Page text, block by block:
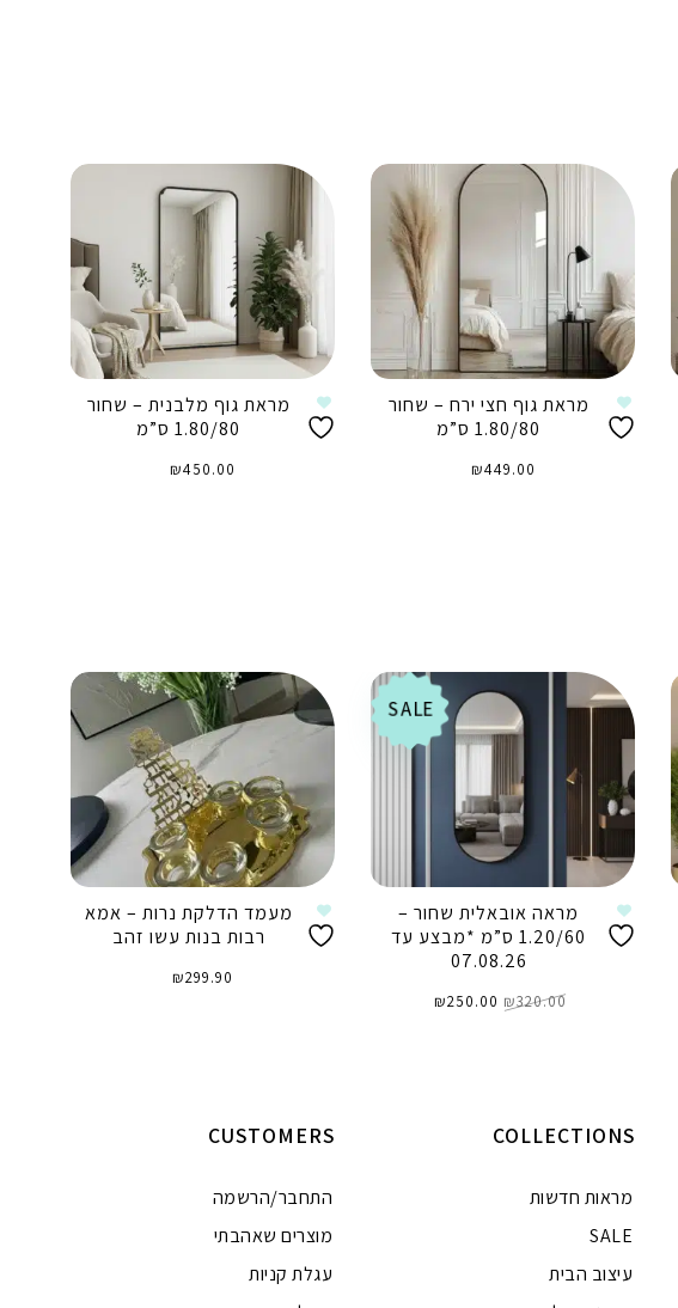
מראת גוף חצי ירח – שחור
1.80/80 ס”מ
₪449.00
מראת גוף מלבנית – שחור
1.80/80 ס”מ
₪450.00
SALE
מראה אובאלית שחור –
1.20/60 ס”מ *מבצע עד
07.08.26
₪320.00 המקורי
היה:
₪250.00 הנוכחי
הוא:
מעמד הדלקת נרות – אמא
רבות בנות עשו זהב
₪299.90
CUSTOMERS
התחבר/הרשמה
מוצרים שאהבתי
עגלת קניות
COLLECTIONS
מראות חדשות
SALE
עיצוב הבית